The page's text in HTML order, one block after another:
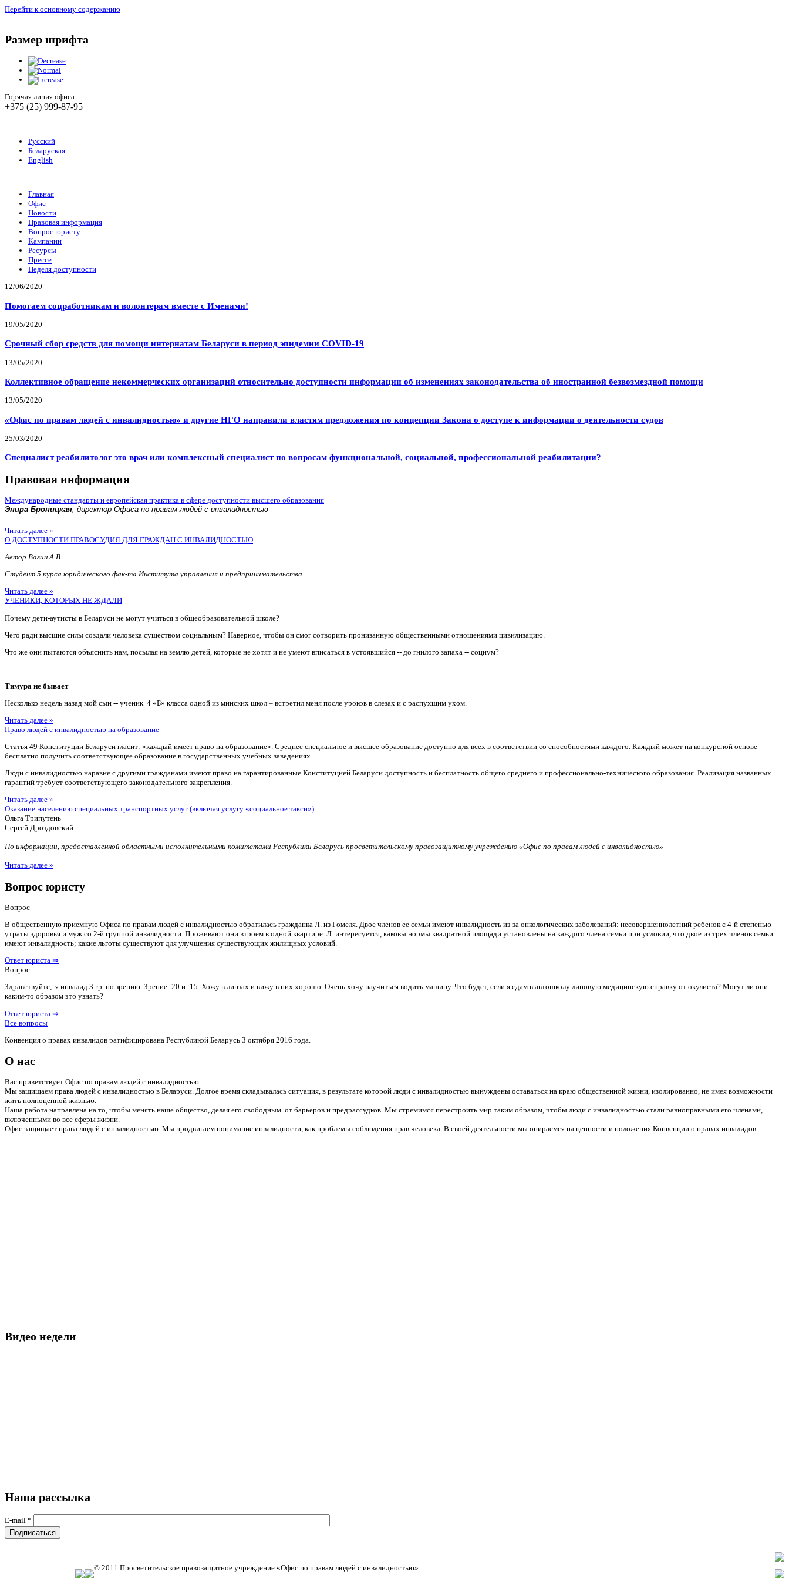
Перейти к основному содержанию
Размер шрифта
Горячая линия офиса
+375 (25) 999-87-95
Русский
Беларуская
English
Главная
Офис
Новости
Правовая информация
Вопрос юристу
Кампании
Ресурсы
Прессе
Неделя доступности
12/06/2020
Помогаем соцработникам и волонтерам вместе с Именами!
19/05/2020
Срочный сбор средств для помощи интернатам Беларуси в период эпидемии COVID-19
13/05/2020
Коллективное обращение некоммерческих организаций относительно доступности информации об изменениях законодательства об иностранной безвозмездной помощи
13/05/2020
«Офис по правам людей с инвалидностью» и другие НГО направили властям предложения по концепции Закона о доступе к информации о деятельности судов
25/03/2020
Специалист реабилитолог это врач или комплексный специалист по вопросам функциональной, социальной, профессиональной реабилитации?
Правовая информация
Международные стандарты и европейская практика в сфере доступности высшего образования
Энира Броницкая, директор Офиса по правам людей с инвалидностью
Читать далее »
О ДОСТУПНОСТИ ПРАВОСУДИЯ ДЛЯ ГРАЖДАН С ИНВАЛИДНОСТЬЮ
Автор Вагин А.В.
Студент 5 курса юридического фак-та Института управления и предпринимательства
Читать далее »
УЧЕНИКИ, КОТОРЫХ НЕ ЖДАЛИ
Почему дети-аутисты в Беларуси не могут учиться в общеобразовательной школе?
Чего ради высшие силы создали человека существом социальным? Наверное, чтобы он смог сотворить пронизанную общественными отношениями цивилизацию.
Что же они пытаются объяснить нам, посылая на землю детей, которые не хотят и не умеют вписаться в устоявшийся -- до гнилого запаха -- социум?
Тимура не бывает
Несколько недель назад мой сын -- ученик 4 «Б» класса одной из минских школ – встретил меня после уроков в слезах и с распухшим ухом.
Читать далее »
Право людей с инвалидностью на образование
Статья 49 Конституции Беларуси гласит: «каждый имеет право на образование». Среднее специальное и высшее образование доступно для всех в соответствии со способностями каждого. Каждый может на конкурсной основе
бесплатно получить соответствующее образование в государственных учебных заведениях.
Люди с инвалидностью наравне с другими гражданами имеют право на гарантированные Конституцией Беларуси доступность и бесплатность общего среднего и профессионально-технического образования. Реализация названных
гарантий требует соответствующего законодательного закрепления.
Читать далее »
Оказание населению специальных транспортных услуг (включая услугу «социальное такси»)
Ольга Трипутень
Сергей Дроздовский
По информации, предоставленной областными исполнительными комитетами Республики Беларусь просветительскому правозащитному учреждению «Офис по правам людей с инвалидностью»
Читать далее »
Вопрос юристу
Вопрос
В общественную приемную Офиса по правам людей с инвалидностью обратилась гражданка Л. из Гомеля. Двое членов ее семьи имеют инвалидность из-за онкологических заболеваний: несовершеннолетний ребенок с 4-й степенью
утраты здоровья и муж со 2-й группой инвалидности. Проживают они втроем в одной квартире. Л. интересуется, каковы нормы квадратной площади установлены на каждого члена семьи при условии, что двое из трех членов семьи
имеют инвалидность; какие льготы существуют для улучшения существующих жилищных условий.
Ответ юриста ⇒
Вопрос
Здравствуйте, я инвалид 3 гр. по зрению. Зрение -20 и -15. Хожу в линзах и вижу в них хорошо. Очень хочу научиться водить машину. Что будет, если я сдам в автошколу липовую медицинскую справку от окулиста? Могут ли они
каким-то образом это узнать?
Ответ юриста ⇒
Все вопросы
Конвенция о правах инвалидов ратифицирована Республикой Беларусь 3 октября 2016 года.
О нас
Вас приветствует Офис по правам людей с инвалидностью.
Мы защищаем права людей с инвалидностью в Беларуси. Долгое время складывалась ситуация, в результате которой люди с инвалидностью вынуждены оставаться на краю общественной жизни, изолированно, не имея возможности
жить полноценной жизнью.
Наша работа направлена на то, чтобы менять наше общество, делая его свободным от барьеров и предрассудков. Мы стремимся перестроить мир таким образом, чтобы люди с инвалидностью стали равноправными его членами,
включенными во все сферы жизни.
Офис защищает права людей с инвалидностью. Мы продвигаем понимание инвалидности, как проблемы соблюдения прав человека. В своей деятельности мы опираемся на ценности и положения Конвенции о правах инвалидов.
Видео недели
Наша рассылка
E-mail *
© 2011 Просветительское правозащитное учреждение «Офис по правам людей с инвалидностью»